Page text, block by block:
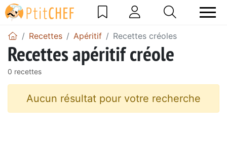
Recettes Apéritif Recettes créoles
Recettes apéritif créole
0 recettes
Aucun résultat pour votre recherche